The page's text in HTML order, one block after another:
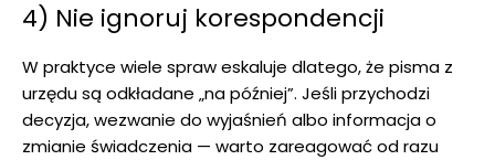
4) Nie ignoruj korespondencji
W praktyce wiele spraw eskaluje dlatego, że pisma z
urzędu są odkładane „na później”. Jeśli przychodzi
decyzja, wezwanie do wyjaśnień albo informacja o
zmianie świadczenia — warto zareagować od razu